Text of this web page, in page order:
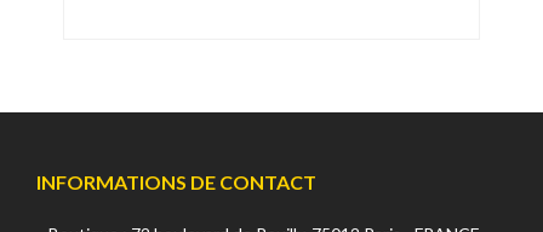
INFORMATIONS DE CONTACT